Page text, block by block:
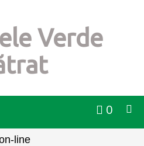
Verde
0
line